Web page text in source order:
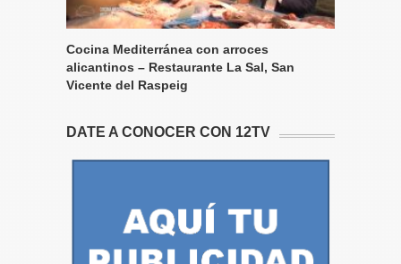
Cocina Mediterránea con arroces
alicantinos – Restaurante La Sal, San
Vicente del Raspeig
DATE A CONOCER CON 12TV